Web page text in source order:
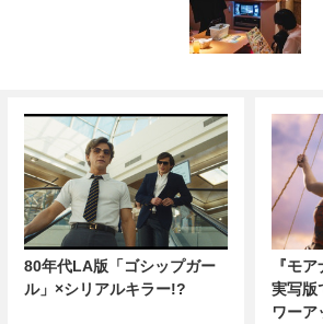
80年代LA版「ゴシップガー
ル」×シリアルキラー!?
『モ
実写版
ワーア